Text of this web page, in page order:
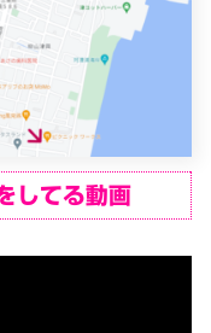
してる動画